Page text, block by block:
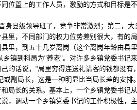
位置上的工作人员，激励的方式和目标是
县级领导班子，竞争非常激烈；第二，大
里，不同部门的权力位势差别很大，有的
里，到五十几岁离岗（这个离岗年龄由县
镇到科局为"养老"。对许多乡镇党委书记来
的话说，"局里穷得连送礼请客的钱都没有
副局长，这是一种明显比当局长差的安排
局长的关系。基本上，一个乡镇党委书记
，调动一个乡镇党委书记的工作积极性，